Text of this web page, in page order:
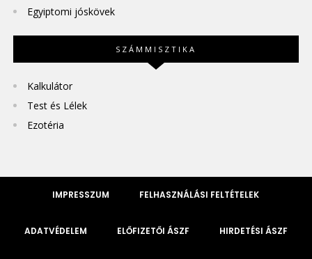
Egyiptomi jóskövek
SZÁMMISZTIKA
Kalkulátor
Test és Lélek
Ezotéria
IMPRESSZUM FELHASZNÁLÁSI FELTÉTELEK
ADATVÉDELEM ELŐFIZETŐI ÁSZF HIRDETÉSI ÁSZF